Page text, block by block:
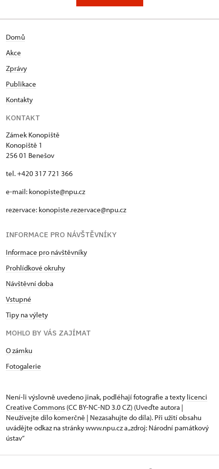
Domů
Akce
Zprávy
Publikace
Kontakty
KONTAKT
Zámek Konopiště
Konopiště 1
256 01 Benešov
tel. +420 317 721 366
e-mail: konopiste@npu.cz
rezervace: konopiste.rezervace@npu.cz
INFORMACE PRO NÁVŠTĚVNÍKY
Informace pro návštěvníky
Prohlídkové okruhy
Návštěvní doba
Vstupné
Tipy na výlety
MOHLO BY VÁS ZAJÍMAT
O zámku
Fotogalerie
Není-li výslovně uvedeno jinak, podléhají fotografie a texty licenci
Creative Commons (CC BY-NC-ND 3.0 CZ) (Uveďte autora |
Neužívejte dílo komerčně | Nezasahujte do díla). Při užití obsahu
uvádějte odkaz na stránky www.npu.cz a „zdroj: Národní památkový
ústav“